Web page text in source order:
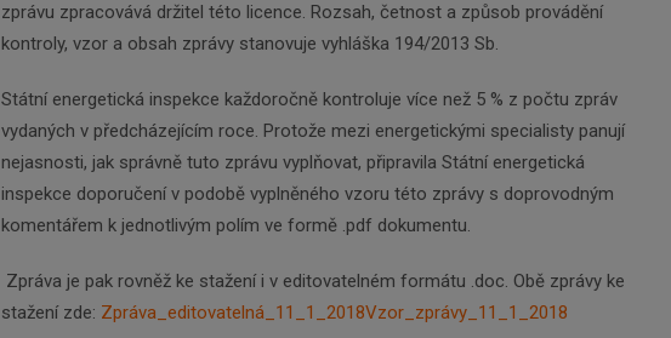
zprávu zpracovává držitel této licence. Rozsah, četnost a způsob provádění
kontroly, vzor a obsah zprávy stanovuje vyhláška 194/2013 Sb.
Státní energetická inspekce každoročně kontroluje více než 5 % z počtu zpráv
vydaných v předcházejícím roce. Protože mezi energetickými specialisty panují
nejasnosti, jak správně tuto zprávu vyplňovat, připravila Státní energetická
inspekce doporučení v podobě vyplněného vzoru této zprávy s doprovodným
komentářem k jednotlivým polím ve formě .pdf dokumentu.
Zpráva je pak rovněž ke stažení i v editovatelném formátu .doc. Obě zprávy ke
stažení zde: Zpráva_editovatelná_11_1_2018Vzor_zprávy_11_1_2018